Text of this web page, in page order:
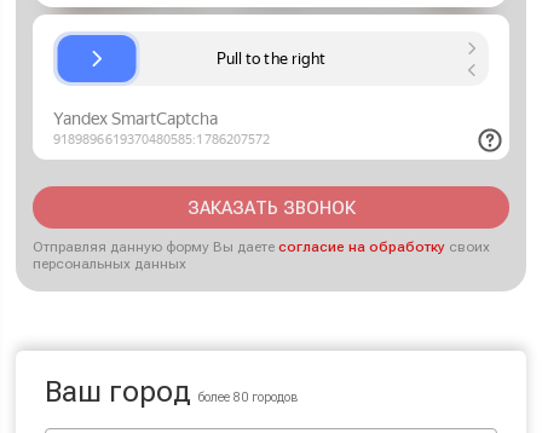
ЗАКАЗАТЬ ЗВОНОК
Отправляя данную форму Вы даетесогласие на обработку своих
персональных данных
Ваш городболее 80 городов